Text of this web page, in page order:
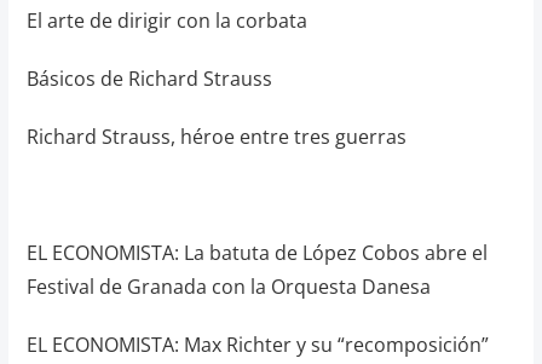
El arte de dirigir con la corbata
Básicos de Richard Strauss
Richard Strauss, héroe entre tres guerras
EL ECONOMISTA: La batuta de López Cobos abre el
Festival de Granada con la Orquesta Danesa
EL ECONOMISTA: Max Richter y su “recomposición”